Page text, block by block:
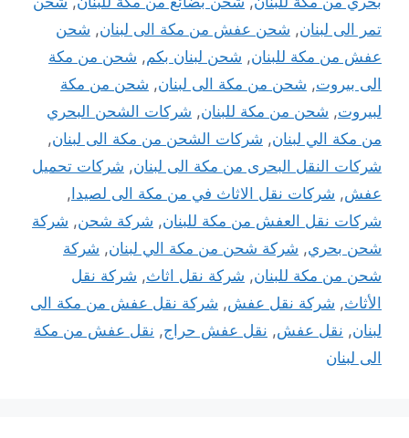
تمر الى لبنان, شحن عفش من مكة الى لبنان, شحن
عفش من مكة للبنان, شحن لبنان بكم, شحن من مكة
الى بيروت, شحن من مكة الى لبنان, شحن من مكة
لبيروت, شحن من مكة للبنان, شركات الشحن البحري
من مكة الي لبنان, شركات الشحن من مكة الى لبنان,
شركات النقل البحرى من مكة الى لبنان, شركات تحميل
عفش, شركات نقل الاثاث في من مكة الى لصيدا ,
شركات نقل العفش من مكة للبنان, شركة شحن, شركة
شحن بحري, شركة شحن من مكة الي لبنان, شركة
شحن من مكة للبنان, شركة نقل اثاث, شركة نقل
الأثاث, شركة نقل عفش, شركة نقل عفش من مكة الى
لبنان, نقل عفش, نقل عفش حراج, نقل عفش من مكة
الى لبنان